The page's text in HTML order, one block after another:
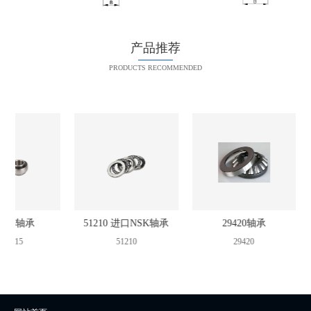
产品推荐
PRODUCTS RECOMMENDED
轴承 51210 进口NSK轴承
51210
29420轴承
29420